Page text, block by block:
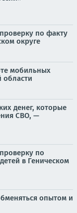
по факту
округе
мобильных
области
денег, которые
СВО, —
по
в Геническом
опытом и